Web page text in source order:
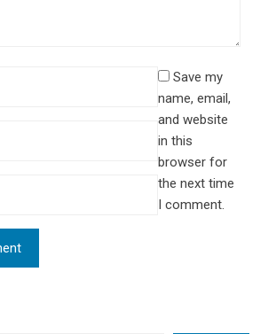
Save my
name, email,
and website
in this
browser for
the next time
I comment.